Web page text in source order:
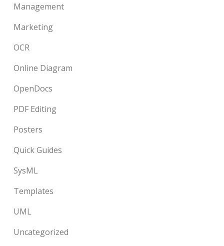
Management
Marketing
OCR
Online Diagram
OpenDocs
PDF Editing
Posters
Quick Guides
SysML
Templates
UML
Uncategorized